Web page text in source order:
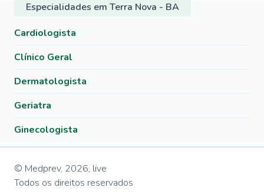
Especialidades em Terra Nova - BA
Cardiologista
Clínico Geral
Dermatologista
Geriatra
Ginecologista
© Medprev, 2026, live
Todos os direitos reservados